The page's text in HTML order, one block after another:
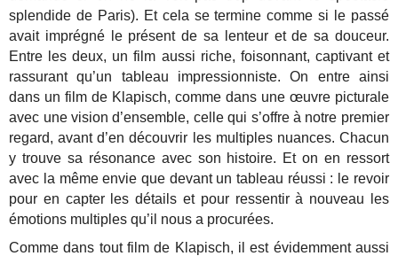
splendide de Paris). Et cela se termine comme si le passé
avait imprégné le présent de sa lenteur et de sa douceur.
Entre les deux, un film aussi riche, foisonnant, captivant et
rassurant qu’un tableau impressionniste. On entre ainsi
dans un film de Klapisch, comme dans une œuvre picturale
avec une vision d’ensemble, celle qui s’offre à notre premier
regard, avant d’en découvrir les multiples nuances. Chacun
y trouve sa résonance avec son histoire. Et on en ressort
avec la même envie que devant un tableau réussi : le revoir
pour en capter les détails et pour ressentir à nouveau les
émotions multiples qu’il nous a procurées.
Comme dans tout film de Klapisch, il est évidemment aussi